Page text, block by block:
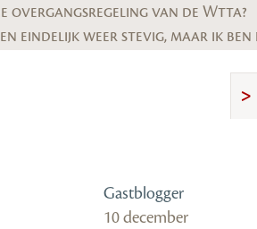
van de Wtta?
Gastblogger
10 december